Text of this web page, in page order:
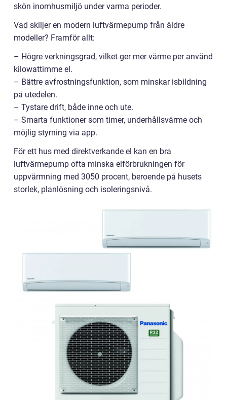
skön inomhusmiljö under varma perioder.
Vad skiljer en modern luftvärmepump från äldre
modeller? Framför allt:
– Högre verkningsgrad, vilket ger mer värme per använd
kilowattimme el.
– Bättre avfrostningsfunktion, som minskar isbildning
på utedelen.
– Tystare drift, både inne och ute.
– Smarta funktioner som timer, underhållsvärme och
möjlig styrning via app.
För ett hus med direktverkande el kan en bra
luftvärmepump ofta minska elförbrukningen för
uppvärmning med 3050 procent, beroende på husets
storlek, planlösning och isoleringsnivå.